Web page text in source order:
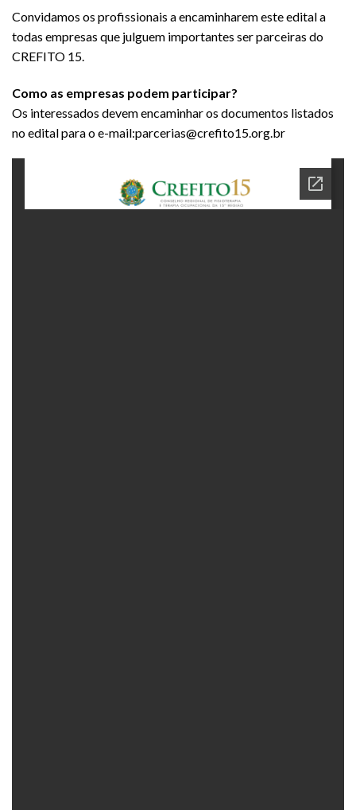
Convidamos os profissionais a encaminharem este edital a
todas empresas que julguem importantes ser parceiras do
CREFITO 15.
Como as empresas podem participar?
Os interessados devem encaminhar os documentos listados
no edital para o e-mail:parcerias@crefito15.org.br